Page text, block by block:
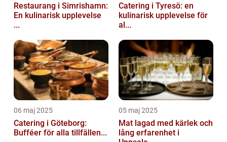
Restaurang i Simrishamn:
En kulinarisk upplevelse
...
Catering i Tyresö: en
kulinarisk upplevelse för
al...
06 maj 2025
Catering i Göteborg:
Bufféer för alla tillfällen...
05 maj 2025
Mat lagad med kärlek och
lång erfarenhet i